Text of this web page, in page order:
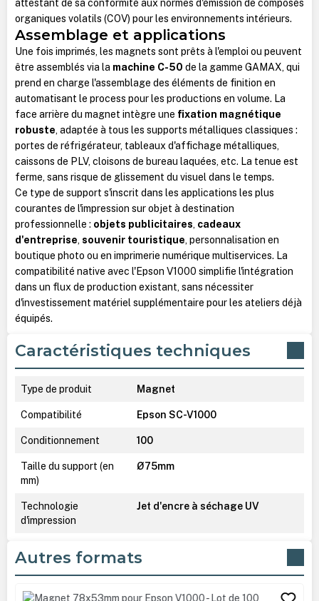
attestant de sa conformité aux normes d'émission de composés
organiques volatils (COV) pour les environnements intérieurs.
Assemblage et applications
Une fois imprimés, les magnets sont prêts à l'emploi ou peuvent
être assemblés via la machine C-50 de la gamme GAMAX, qui
prend en charge l'assemblage des éléments de finition en
automatisant le process pour les productions en volume. La
face arrière du magnet intègre une fixation magnétique
robuste, adaptée à tous les supports métalliques classiques :
portes de réfrigérateur, tableaux d'affichage métalliques,
caissons de PLV, cloisons de bureau laquées, etc. La tenue est
ferme, sans risque de glissement du visuel dans le temps.
Ce type de support s'inscrit dans les applications les plus
courantes de l'impression sur objet à destination
professionnelle : objets publicitaires, cadeaux
d'entreprise, souvenir touristique, personnalisation en
boutique photo ou en imprimerie numérique multiservices. La
compatibilité native avec l'Epson V1000 simplifie l'intégration
dans un flux de production existant, sans nécessiter
d'investissement matériel supplémentaire pour les ateliers déjà
équipés.
Caractéristiques techniques
Type de produit Magnet
Compatibilité Epson SC-V1000
Conditionnement 100
Taille du support (en
mm)
Ø75mm
Technologie
d'impression
Jet d'encre à séchage UV
Autres formats
Ignorer la galerie de produits